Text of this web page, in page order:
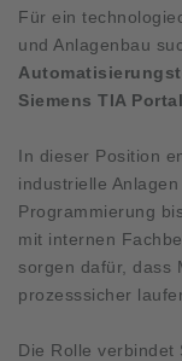
Für ein
und Anlagenbau
Siemens TIA
In dieser Position
industrielle
Programmierung
mit internen
sorgen dafür, dass
prozesssicher
Die Rolle verbindet